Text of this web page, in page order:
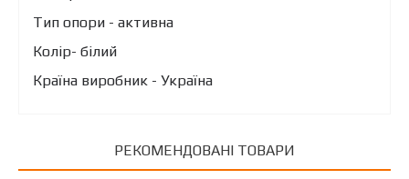
Тип опори - активна
Колір- білий
Країна виробник - Україна
РЕКОМЕНДОВАНІ ТОВАРИ